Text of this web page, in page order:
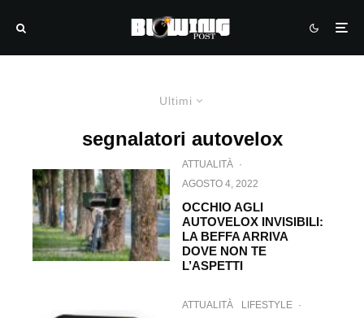
Ultimi
segnalatori autovelox
ATTUALITÀ ·
AGOSTO 4, 2022
OCCHIO AGLI
AUTOVELOX INVISIBILI:
LA BEFFA ARRIVA
DOVE NON TE
L’ASPETTI
ATTUALITÀ LIFESTYLE ·